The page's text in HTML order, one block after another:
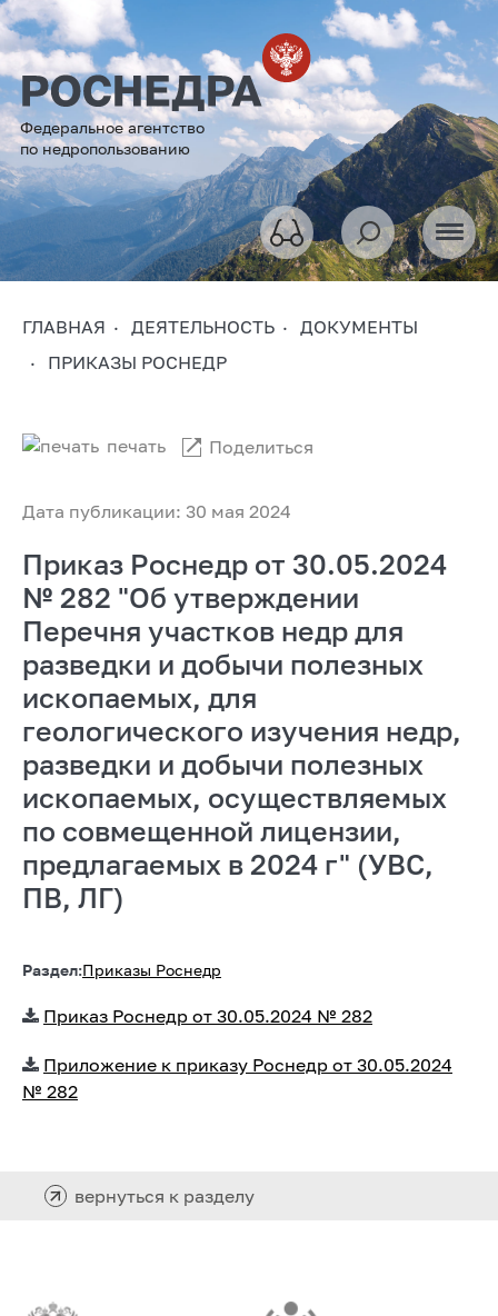
Федеральное агентство
по недропользованию
ГЛАВНАЯ ДЕЯТЕЛЬНОСТЬ
ДОКУМЕНТЫ
ПРИКАЗЫ РОСНЕДР
Дата публикации: 30 мая 2024
печать Поделиться
Приказ Роснедр от 30.05.2024
№ 282 "Об утверждении
Перечня участков недр для
разведки и добычи полезных
ископаемых, для
геологического изучения недр,
разведки и добычи полезных
ископаемых, осуществляемых
по совмещенной лицензии,
предлагаемых в 2024 г" (УВС,
ПВ, ЛГ)
Раздел:Приказы Роснедр
Приказ Роснедр от 30.05.2024 № 282
Приложение к приказу Роснедр от 30.05.2024
№ 282
вернуться к разделу